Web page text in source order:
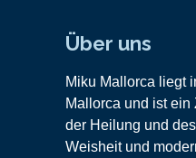
Über uns
Miku Mallorca liegt
Mallorca und ist
der Heilung und
Weisheit und